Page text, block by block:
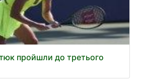
пройшли до третього